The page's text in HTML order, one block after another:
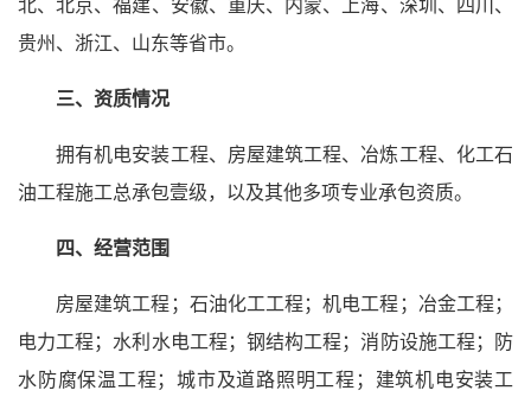
北、北京、福建、安徽、重庆、内蒙、上海、深圳、四川、
贵州、浙江、山东等省市。
三、资质情况
拥有机电安装工程、房屋建筑工程、冶炼工程、化工石
油工程施工总承包壹级，以及其他多项专业承包资质。
四、经营范围
房屋建筑工程；石油化工工程；机电工程；冶金工程；
电力工程；水利水电工程；钢结构工程；消防设施工程；防
水防腐保温工程；城市及道路照明工程；建筑机电安装工